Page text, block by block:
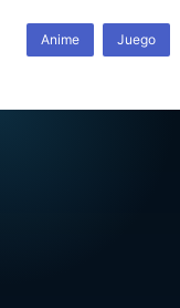
Anime Juego